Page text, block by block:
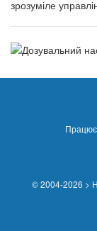
зрозуміле
© 2004-2026 >